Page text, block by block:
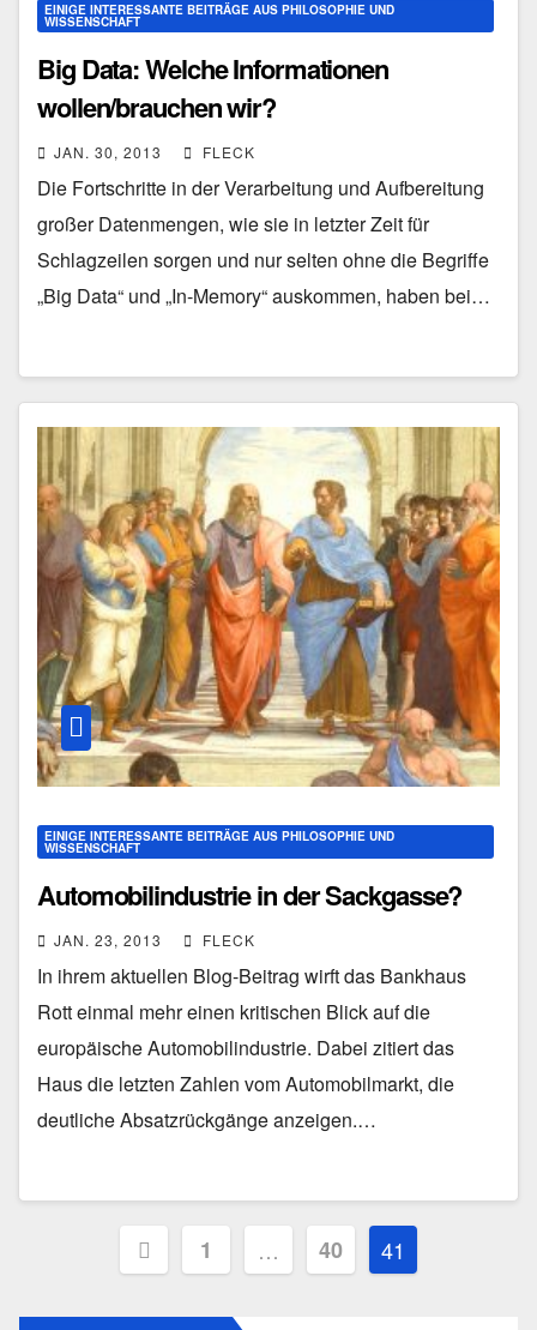
EINIGE INTERESSANTE BEITRÄGE AUS PHILOSOPHIE UND
WISSENSCHAFT
Big Data: Welche Informationen
wollen/brauchen wir?
JAN. 30, 2013 FLECK
Die Fortschritte in der Verarbeitung und Aufbereitung
großer Datenmengen, wie sie in letzter Zeit für
Schlagzeilen sorgen und nur selten ohne die Begriffe
„Big Data“ und „In-Memory“ auskommen, haben bei…
EINIGE INTERESSANTE BEITRÄGE AUS PHILOSOPHIE UND
WISSENSCHAFT
Automobilindustrie in der Sackgasse?
JAN. 23, 2013 FLECK
In ihrem aktuellen Blog-Beitrag wirft das Bankhaus
Rott einmal mehr einen kritischen Blick auf die
europäische Automobilindustrie. Dabei zitiert das
Haus die letzten Zahlen vom Automobilmarkt, die
deutliche Absatzrückgänge anzeigen.…
Seitennummerierung
1 … 40 41